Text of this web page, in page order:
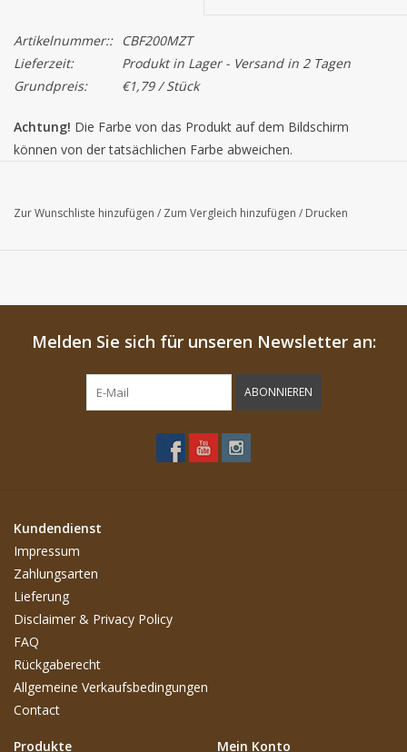
Artikelnummer::
CBF200MZT
Lieferzeit:
Produkt in Lager - Versand in 2 Tagen
Grundpreis:
€1,79 / Stück
Achtung! Die Farbe von das Produkt auf dem Bildschirm
können von der tatsächlichen Farbe abweichen.
35*35mm.
Zur Wunschliste hinzufügen / Zum Vergleich hinzufügen / Drucken
Melden Sie sich für unseren Newsletter an:
ABONNIEREN
Kundendienst
Impressum
Zahlungsarten
Lieferung
Disclaimer & Privacy Policy
FAQ
Rückgaberecht
Allgemeine Verkaufsbedingungen
Contact
Produkte Mein Konto